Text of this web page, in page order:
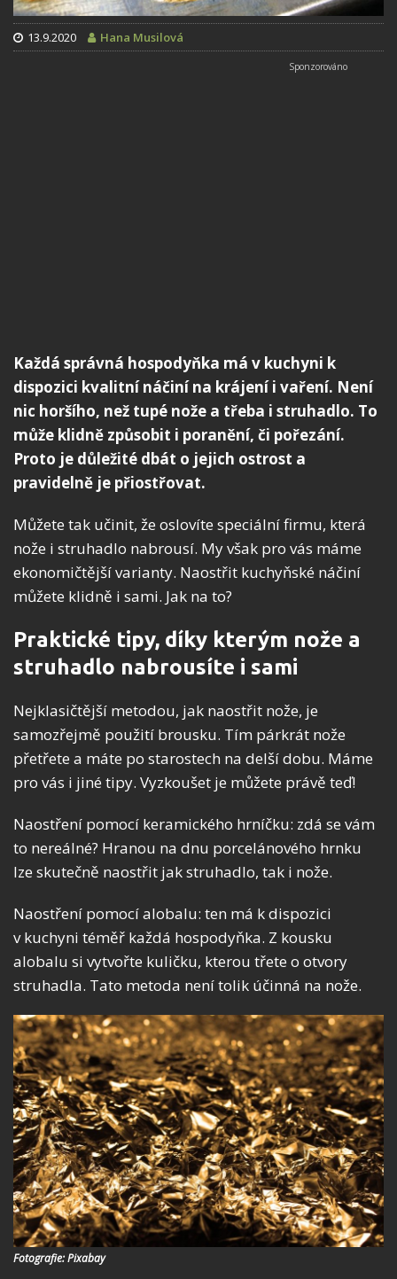
13.9.2020 Hana Musilová
Každá správná hospodyňka má v kuchyni k
dispozici kvalitní náčiní na krájení i vaření. Není
nic horšího, než tupé nože a třeba i struhadlo. To
může klidně způsobit i poranění, či pořezání.
Proto je důležité dbát o jejich ostrost a
pravidelně je přiostřovat.
Můžete tak učinit, že oslovíte speciální firmu, která
nože i struhadlo nabrousí. My však pro vás máme
ekonomičtější varianty. Naostřit kuchyňské náčiní
můžete klidně i sami. Jak na to?
Praktické tipy, díky kterým nože a
struhadlo nabrousíte i sami
Nejklasičtější metodou, jak naostřit nože, je
samozřejmě použití brousku. Tím párkrát nože
přetřete a máte po starostech na delší dobu. Máme
pro vás i jiné tipy. Vyzkoušet je můžete právě teď!
Naostření pomocí keramického hrníčku: zdá se vám
to nereálné? Hranou na dnu porcelánového hrnku
lze skutečně naostřit jak struhadlo, tak i nože.
Naostření pomocí alobalu: ten má k dispozici
v kuchyni téměř každá hospodyňka. Z kousku
alobalu si vytvořte kuličku, kterou třete o otvory
struhadla. Tato metoda není tolik účinná na nože.
Fotografie: Pixabay